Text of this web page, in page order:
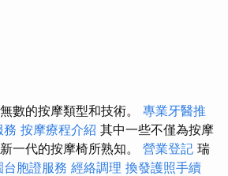
數的按摩類型和技術。 專業牙醫推
務 按摩療程介紹 其中一些不僅為按摩
一代的按摩椅所熟知。 營業登記 瑞
台胞證服務 經絡調理 換發護照手續